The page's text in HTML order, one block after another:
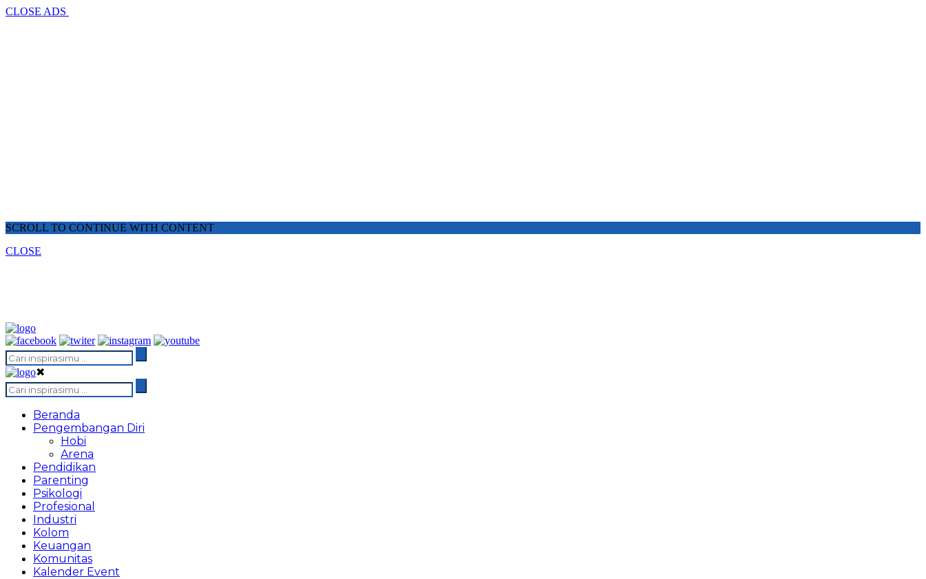
CLOSE ADS
SCROLL TO CONTINUE WITH CONTENT
CLOSE
✖
Beranda
Pengembangan Diri
Hobi
Arena
Pendidikan
Parenting
Psikologi
Profesional
Industri
Kolom
Keuangan
Komunitas
Kalender Event